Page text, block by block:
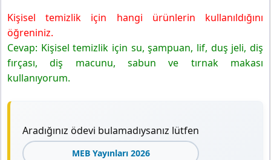
Kişisel temizlik için hangi ürünlerin kullanıldığını
öğreniniz.
Cevap: Kişisel temizlik için su, şampuan, lif, duş jeli, diş
fırçası, diş macunu, sabun ve tırnak makası
kullanıyorum.
Aradığınız ödevi bulamadıysanız lütfen
MEB Yayınları 2026